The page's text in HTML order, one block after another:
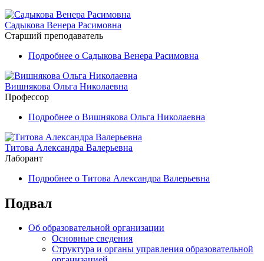
Садыкова Венера Расимовна
Старший преподаватель
Подробнее о Садыкова Венера Расимовна
Вишнякова Ольга Николаевна
Профессор
Подробнее о Вишнякова Ольга Николаевна
Титова Александра Валерьевна
Лаборант
Подробнее о Титова Александра Валерьевна
Подвал
Об образовательной организации
Основные сведения
Структура и органы управления образовательной